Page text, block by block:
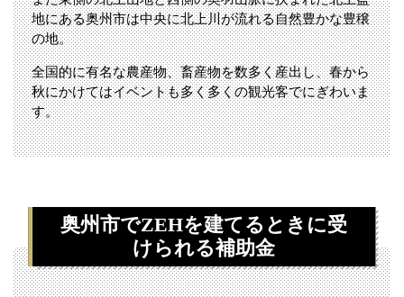
地にある奥州市は中央に北上川が流れる自然豊かな豊穣
の地。
全国的に有名な農産物、畜産物を数多く産出し、春から
秋にかけてはイベントも多く多くの観光客でにぎわいま
す。
奥州市でZEHを建てるときに受
けられる補助金